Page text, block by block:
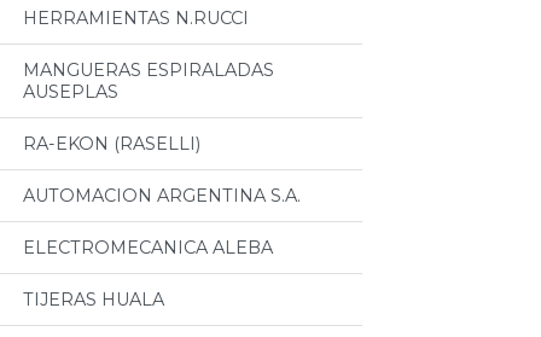
HERRAMIENTAS N.RUCCI
MANGUERAS ESPIRALADAS
AUSEPLAS
RA-EKON (RASELLI)
AUTOMACION ARGENTINA S.A.
ELECTROMECANICA ALEBA
TIJERAS HUALA